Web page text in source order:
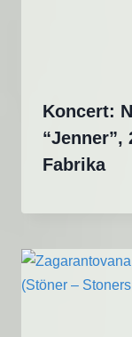
Koncert:
“Jenner”,
Fabrika